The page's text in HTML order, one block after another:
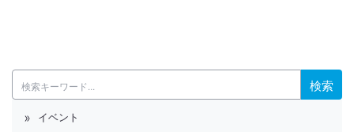
検索
イベント